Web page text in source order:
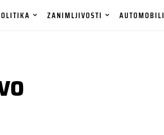
ZANIMLJIVOSTI AUTOMOBILI